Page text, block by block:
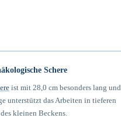
Schere
ist mit 28,0 cm besonders lang und
unterstützt das Arbeiten in tieferen
kleinen Beckens.